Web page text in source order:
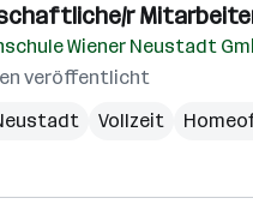
r
Wiener Neustadt
veröffentlicht
Vollzeit